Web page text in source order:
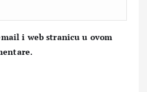
i web stranicu u ovom